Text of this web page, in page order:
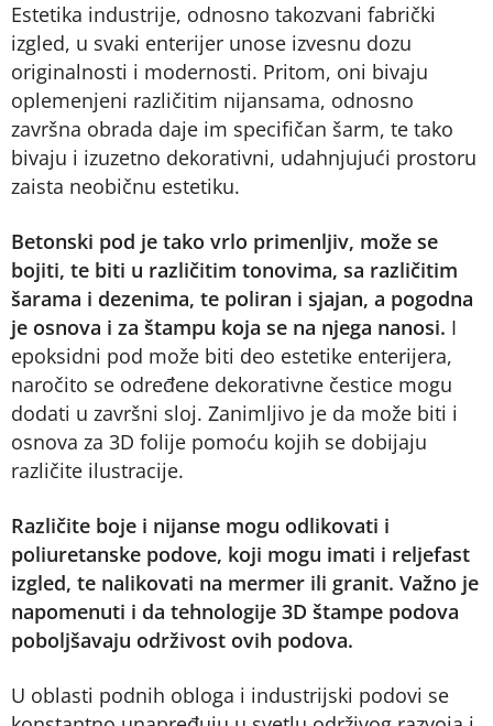
Estetika industrije, odnosno takozvani fabrički
izgled, u svaki enterijer unose izvesnu dozu
originalnosti i modernosti. Pritom, oni bivaju
oplemenjeni različitim nijansama, odnosno
završna obrada daje im specifičan šarm, te tako
bivaju i izuzetno dekorativni, udahnjujući prostoru
zaista neobičnu estetiku.
Betonski pod je tako vrlo primenljiv, može se
bojiti, te biti u različitim tonovima, sa različitim
šarama i dezenima, te poliran i sjajan, a pogodna
je osnova i za štampu koja se na njega nanosi. I
epoksidni pod može biti deo estetike enterijera,
naročito se određene dekorativne čestice mogu
dodati u završni sloj. Zanimljivo je da može biti i
osnova za 3D folije pomoću kojih se dobijaju
različite ilustracije.
Različite boje i nijanse mogu odlikovati i
poliuretanske podove, koji mogu imati i reljefast
izgled, te nalikovati na mermer ili granit. Važno je
napomenuti i da tehnologije 3D štampe podova
poboljšavaju održivost ovih podova.
U oblasti podnih obloga i industrijski podovi se